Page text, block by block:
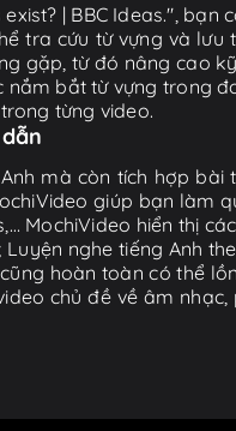
| BBC Ideas.",
tra cứu từ vựng và
gặp, từ đó nâng cao
bắt từ vựng trong
từng video.
mà còn tích hợp
giúp bạn làm
MochiVideo hiển thị
nghe tiếng Anh
hoàn toàn có thể
chủ đề về âm